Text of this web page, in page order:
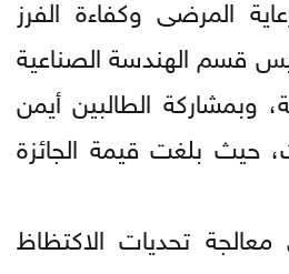
قسم الهندسة الصناعية
وبمشاركة الطالبين أيمن
حيث بلغت قيمة الجائزة
تحديات الاكتظاظ